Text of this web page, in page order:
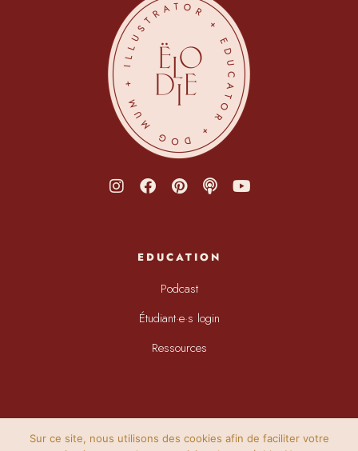
EDUCATION
Podcast
Étudiant·e·s login
Ressources
Sur ce site, nous utilisons des cookies afin de faciliter votre